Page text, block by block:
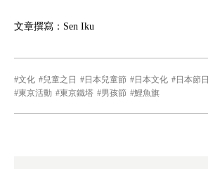
文章撰寫：Sen Iku
文化 兒童之日 日本兒童節 日本文化 日本節日
東京活動
東京鐵塔 男孩節 鯉魚旗